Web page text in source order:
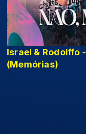
Israel & Rodolffo
(Memórias)